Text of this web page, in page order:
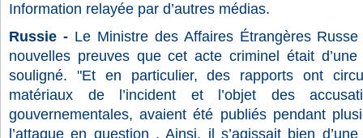
Information relayée par d’autres médias.
Russie -Le Ministre des Affaires Étrangères
nouvelles preuves que cet acte criminel était
souligné. "Et en particulier, des rapports ont
matériaux de l’incident et l’objet des
gouvernementales, avaient été publiés pendant
l’attaque en question . Ainsi, il s’agissait bien